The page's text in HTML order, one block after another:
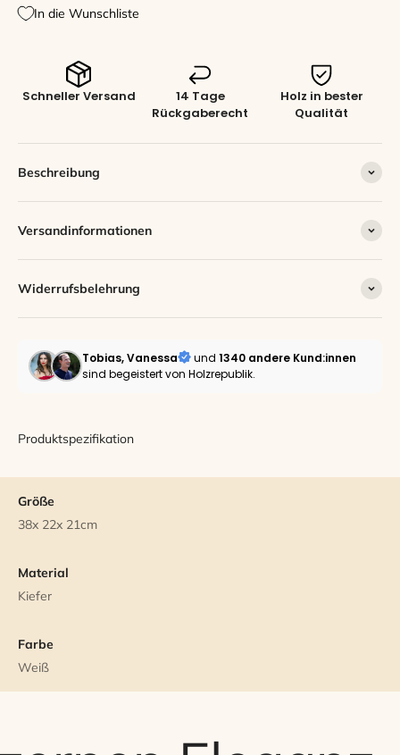
In die Wunschliste
Schneller Versand
14 Tage
Rückgaberecht
Holz in bester
Qualität
Beschreibung
Versandinformationen
Widerrufsbelehrung
Tobias, Vanessa und 1340 andere Kund:innen
sind begeistert von Holzrepublik.
Produktspezifikation
Größe
38x 22x 21cm
Material
Kiefer
Farbe
Weiß